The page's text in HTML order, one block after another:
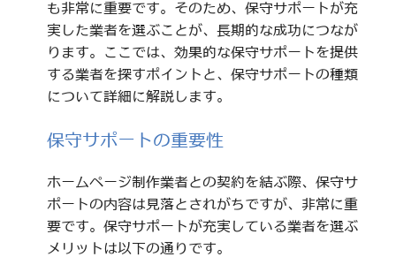
も非常に重要です。そのため、保守サポートが充
実した業者を選ぶことが、長期的な成功につなが
ります。ここでは、効果的な保守サポートを提供
する業者を探すポイントと、保守サポートの種類
について詳細に解説します。
保守サポートの重要性
ホームページ制作業者との契約を結ぶ際、保守サ
ポートの内容は見落とされがちですが、非常に重
要です。保守サポートが充実している業者を選ぶ
メリットは以下の通りです。